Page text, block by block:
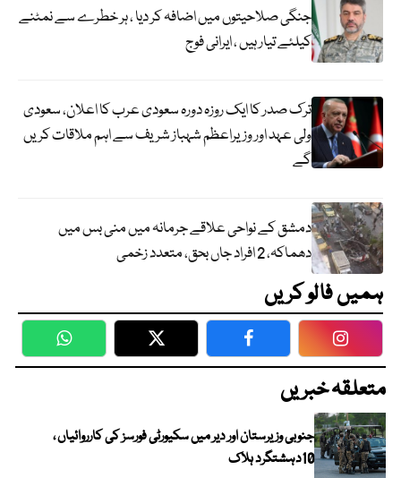
جنگی صلاحیتوں میں اضافہ کر دیا ، ہر خطرے سے نمٹنے
کیلئے تیار ہیں ، ایرانی فوج
ترک صدر کا ایک روزہ دورہ سعودی عرب کا اعلان، سعودی
ولی عہد اور وزیراعظم شہباز شریف سے اہم ملاقات کریں
گے
دمشق کے نواحی علاقے جرمانہ میں منی بس میں
دھماکہ، 2 افراد جاں بحق، متعدد زخمی
ہمیں فالو کریں
WhatsApp Twitter Facebook
متعلقہ خبریں
جنوبی وزیرستان اور دیر میں سکیورٹی فورسز کی کارروائیاں ،
10دہشتگرد ہلاک